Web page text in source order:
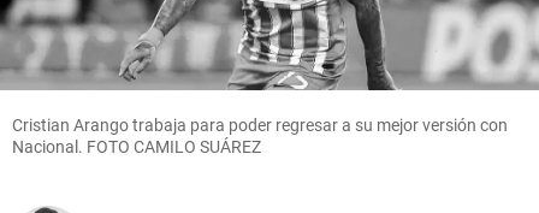
Cristian Arango trabaja para poder regresar a su mejor versión con
Nacional. FOTO CAMILO SUÁREZ